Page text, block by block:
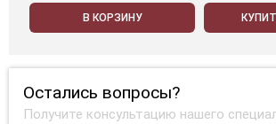
В КОРЗИНУ
Остались вопросы?
Получите консультацию нашего